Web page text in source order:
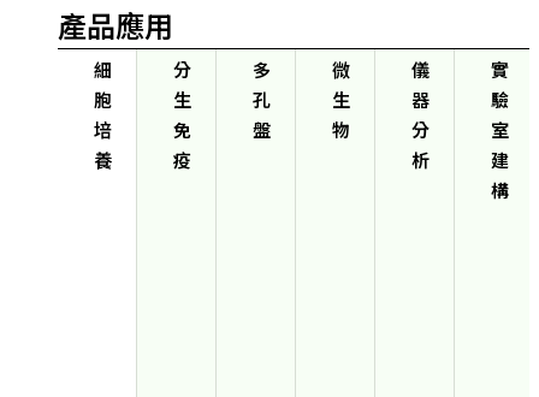
產品應用
細
胞
培
養
分
生
免
疫
多
孔
盤
微
生
物
儀
器
分
析
實
驗
室
建
構